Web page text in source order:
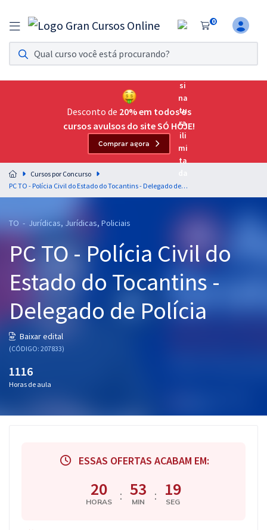
0
Assinatura Ilimitada 11
Acesso a todos os cursos. Teste grátis por 7 dias!
Assinatura OAB Até Passar
Acesso ilimitado a toda preparação para o Exame da
Residências Multiprofissionais
Preparação completa e intensiva para as principais
residências em saúde do Brasil
Cursos 20% OFF
Pós
Graduação
OAB
Conteúdo gratuito
Desconto de 20% em todos os
cursos avulsos do site SÓ HOJE!
Comprar agora
Cursos por Concurso
PC TO - Polícia Civil do Estado do Tocantins - Delegado de Polícia
TO - Jurídicas, Jurídicas, Policiais
PC TO - Polícia Civil do
Estado do Tocantins -
Delegado de Polícia
Baixar edital
(CÓDIGO: 207833)
1116
Horas de aula
ESSAS OFERTAS ACABAM EM:
20
HORAS : 53
MIN : 18
SEG